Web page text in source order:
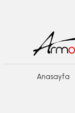
Anasayfa